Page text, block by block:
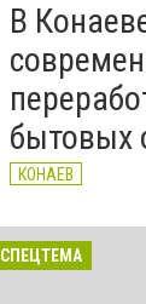
В
бытовых
КОНАЕВ
СПЕЦТЕМА